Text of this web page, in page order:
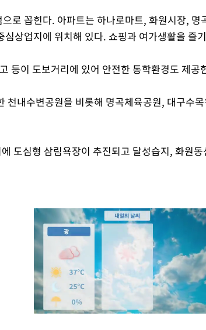
로 꼽힌다. 아파트는 하나로마트, 화원시장,
심상업지에 위치해 있다. 쇼핑과 여가생활을 즐
등이 도보거리에 있어 안전한 통학환경도 제공
천내수변공원을 비롯해 명곡체육공원, 대구수
도심형 삼림욕장이 추진되고 달성습지, 화원